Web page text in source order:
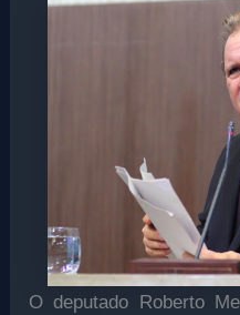
O deputado Roberto